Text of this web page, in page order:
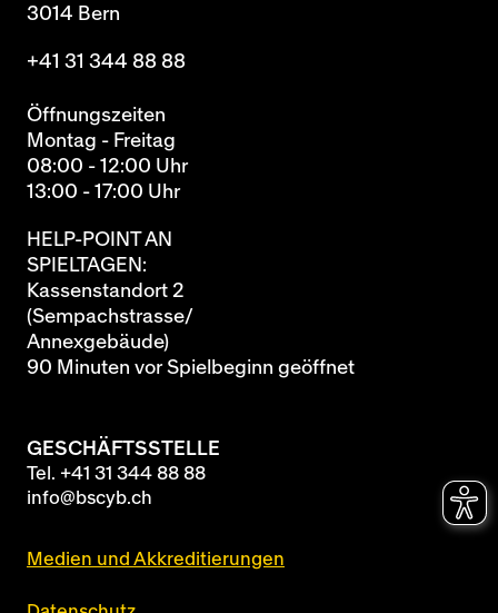
3014 Bern
+41 31 344 88 88
Öffnungszeiten
Montag - Freitag
08:00 - 12:00 Uhr
13:00 - 17:00 Uhr
HELP-POINT AN
SPIELTAGEN:
Kassenstandort 2
(Sempachstrasse/
Annexgebäude)
90 Minuten vor Spielbeginn geöffnet
GESCHÄFTSSTELLE
Tel. +41 31 344 88 88
info@bscyb.ch
Medien und Akkreditierungen